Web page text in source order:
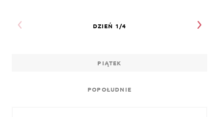
PIĄTEK
POPOŁUDNIE